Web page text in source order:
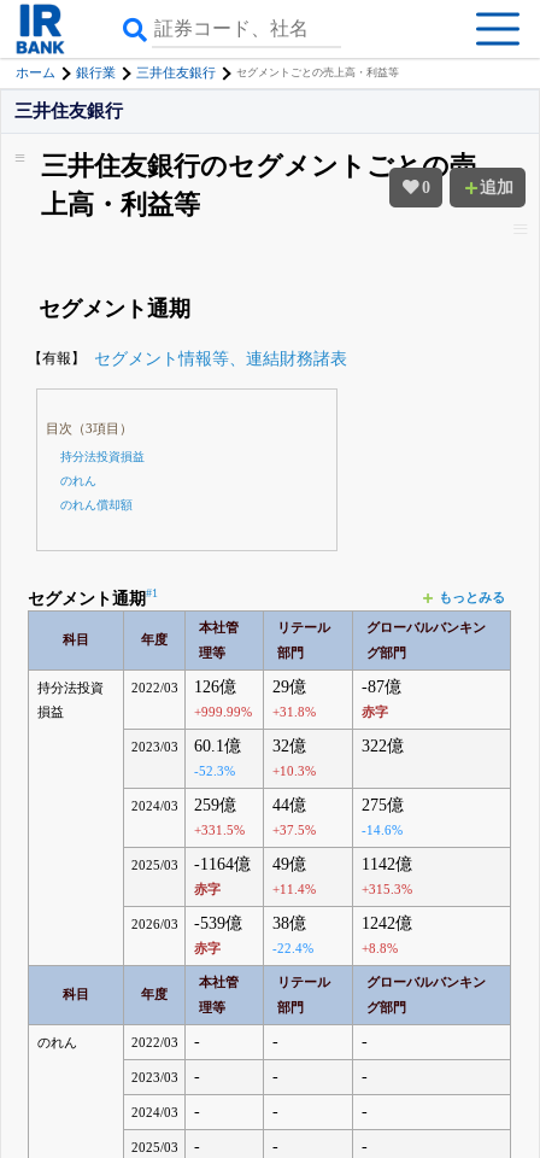
ホーム 銀行業 三井住友銀行 セグメントごとの売上高・利益等
0 追加
三井住友銀行
三井住友銀行のセグメントごとの売
上高・利益等
セグメント通期
【有報】 セグメント情報等、連結財務諸表
目次（3項目）
持分法投資損益
のれん
のれん償却額
セグメント通期 もっとみる
#1
科目 年度
本社管
理等
リテール
部門
グローバルバンキン
グ部門
持分法投資
損益
2022/03 126億
+999.99%
29億
+31.8%
-87億
赤字
2023/03 60.1億
-52.3%
32億
+10.3%
322億
2024/03 259億
+331.5%
44億
+37.5%
275億
-14.6%
2025/03 -1164億
赤字
49億
+11.4%
1142億
+315.3%
2026/03 -539億
赤字
38億
-22.4%
1242億
+8.8%
科目 年度
本社管
理等
リテール
部門
グローバルバンキン
グ部門
のれん 2022/03 - - -
2023/03 - - -
2024/03 - - -
2025/03 - - -